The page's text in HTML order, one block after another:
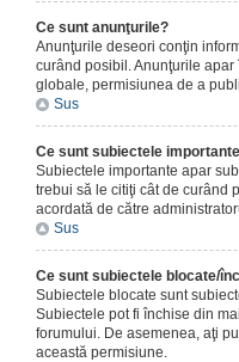
Ce sunt anunţurile?
Anunţurile deseori conţin
curând posibil. Anunţurile
globale, permisiunea de a
Sus
Ce sunt subiectele
Subiectele importante apar
trebui să le citiţi cât de curând
acordată de către
Sus
Ce sunt subiectele blocate/
Subiectele blocate sunt
Subiectele pot fi închise din
forumului. De asemenea, aţi
această permisiune.